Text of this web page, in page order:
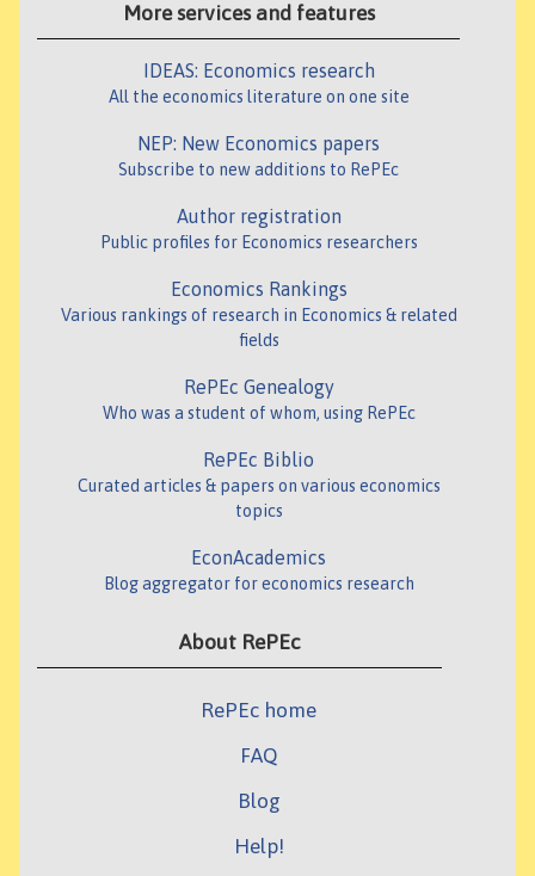
More services and features
IDEAS: Economics research
All the economics literature on one site
NEP: New Economics papers
Subscribe to new additions to RePEc
Author registration
Public profiles for Economics researchers
Economics Rankings
Various rankings of research in Economics & related
fields
RePEc Genealogy
Who was a student of whom, using RePEc
RePEc Biblio
Curated articles & papers on various economics
topics
EconAcademics
Blog aggregator for economics research
About RePEc
RePEc home
FAQ
Blog
Help!